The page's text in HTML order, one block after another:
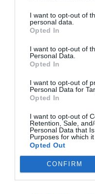
I want to opt-out of
personal data.
Opted In
I want to opt-out of
Personal Data.
Opted In
I want to opt-out of
Personal Data for
Opted In
I want to opt-out of
Retention, Sale,
Personal Data that
Purposes for which it
Opted Out
CONFIRM
Internet Point
Parcheggio Interno non
Sala Giochi Bimbi
Sala TV
scelgono di usufruire del
Servizi a
Accettati Animali
Campo da tennis
Lavanderia
Noleggio Auto
Noleggio Moto / Scooter
Servizio Fax
Servizio di Baby Sitter
Servizio medico
Tour della città
Transfer da/per Fiera
Transfer da/per Spiaggia
Camere Insonorizzate
Camere antiallergiche
Ristrutturato recentemente